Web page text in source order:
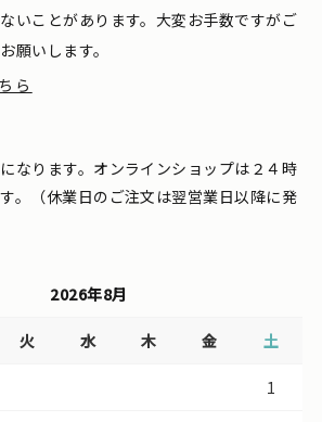
いことがあります。大変お手数ですがご
願いします。
ら
なります。オンラインショップは２４時
。（休業日のご注文は翌営業日以降に発
2026年8月
火 水 木 金 土
1